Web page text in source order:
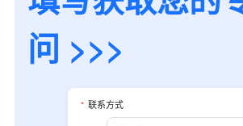
问 >>>
* 联系方式